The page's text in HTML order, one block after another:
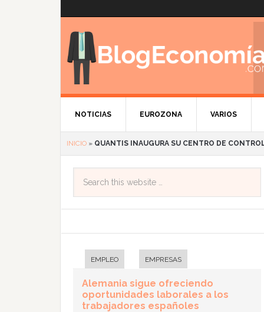
NOTICIAS EUROZONA VARIOS
INICIO » QUANTIS INAUGURA SU CENTRO DE
EMPLEO EMPRESAS
Alemania sigue ofreciendo
oportunidades laborales a los
trabajadores españoles